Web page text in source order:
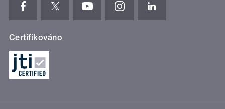
Certifikováno